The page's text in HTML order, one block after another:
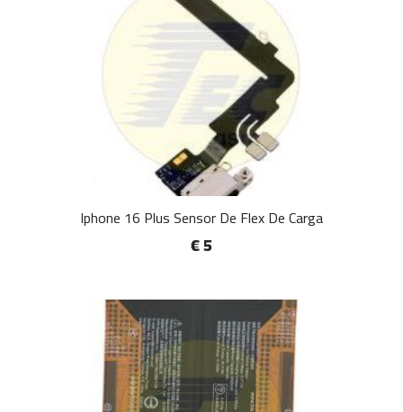
Iphone 16 Plus Sensor De Flex De Carga
€ 5